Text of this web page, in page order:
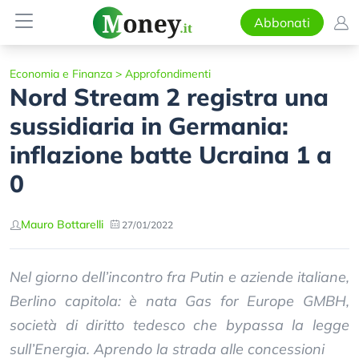
Abbonati
Economia e Finanza > Approfondimenti
Nord Stream 2 registra una
sussidiaria in Germania:
inflazione batte Ucraina 1 a
0
Mauro Bottarelli 27/01/2022
Nel giorno dell’incontro fra Putin e aziende italiane,
Berlino capitola: è nata Gas for Europe GMBH,
società di diritto tedesco che bypassa la legge
sull’Energia. Aprendo la strada alle concessioni